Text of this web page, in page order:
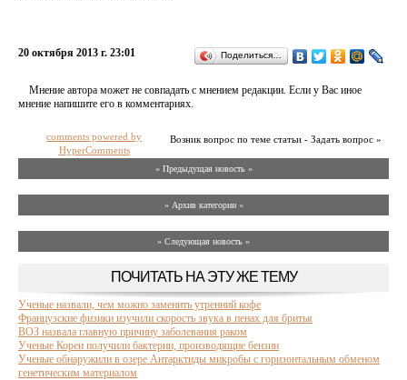
20 октября 2013 г. 23:01 Поделиться…
Мнение автора может не совпадать с мнением редакции. Если у Вас иное
мнение напишите его в комментариях.
Возник вопрос по теме статьи - Задать вопрос »
comments powered by
HyperComments
« Предыдущая новость «
» Архив категории «
» Следующая новость »
ПОЧИТАТЬ НА ЭТУ ЖЕ ТЕМУ
Ученые назвали, чем можно заменить утренний кофе
Французские физики изучили скорость звука в пенах для бритья
ВОЗ назвала главную причину заболевания раком
Ученые Кореи получили бактерии, производящие бензин
Ученые обнаружили в озере Антарктиды микробы с горизонтальным обменом
генетическим материалом